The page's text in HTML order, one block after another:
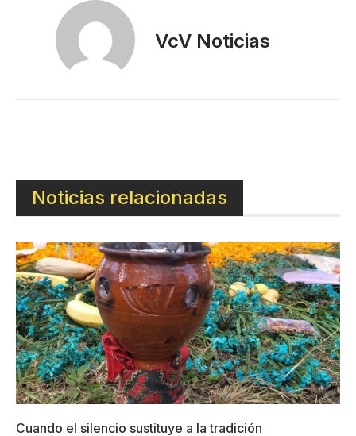
VcV Noticias
Noticias relacionadas
Cuando el silencio sustituye a la tradición